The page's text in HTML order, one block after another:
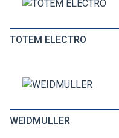
TOTEM ELECTRO
WEIDMULLER